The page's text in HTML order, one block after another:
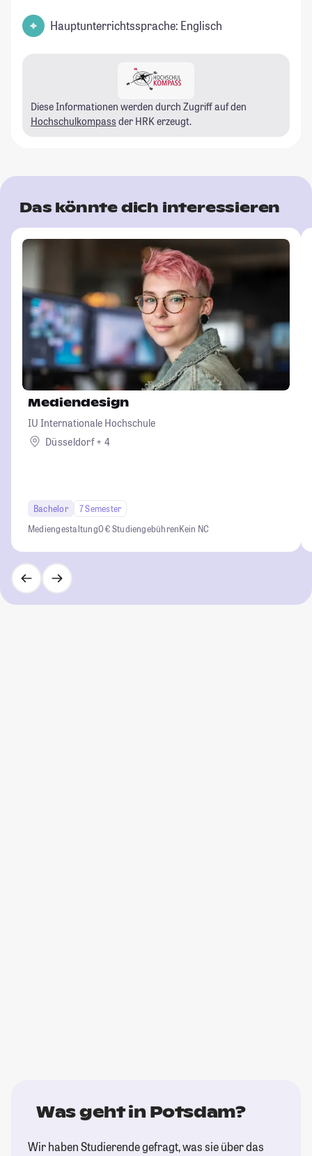
Hauptunterrichtssprache: Englisch
Diese Informationen werden durch Zugriff auf den
Hochschulkompass der HRK erzeugt.
Das könnte dich interessieren
Mediendesign
IU Internationale Hochschule
Düsseldorf + 4
Bachelor
7 Semester
Mediengestaltung0 € StudiengebührenKein NC
Was geht in Potsdam?
Wir haben Studierende gefragt, was sie über das